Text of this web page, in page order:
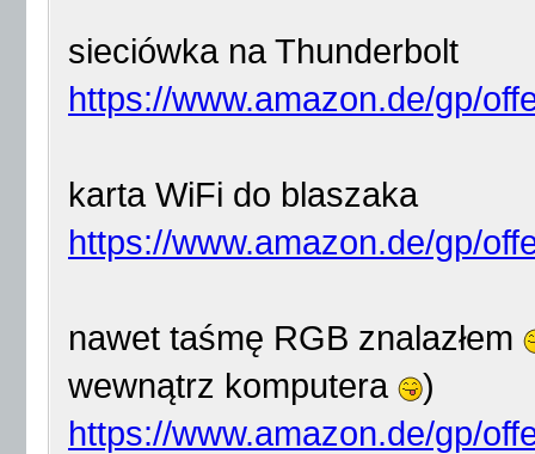
sieciówka na Thunderbolt
https://www.amazon.de/gp/
karta WiFi do blaszaka
https://www.amazon.de/gp/
nawet taśmę RGB znalazłem
wewnątrz komputera
)
https://www.amazon.de/gp/